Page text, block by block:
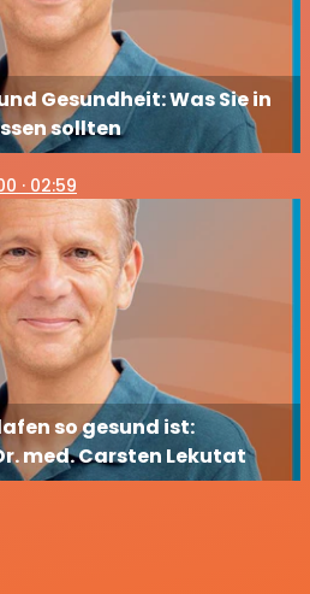
Gesundheit: Was Sie in
sollten
· 02:59
so gesund ist:
med. Carsten Lekutat